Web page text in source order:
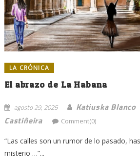
LA CRÓNICA
El abrazo de La Habana
agosto 29, 2025
Katiuska Blanco
Castiñeira
Comment(0)
“Las calles son un rumor de lo pasado,
misterio …”...